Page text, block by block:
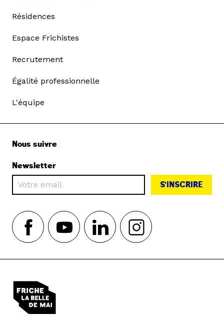
Résidences
Espace Frichistes
Recrutement
Égalité professionnelle
L'équipe
Nous suivre
Newsletter
S'INSCRIRE